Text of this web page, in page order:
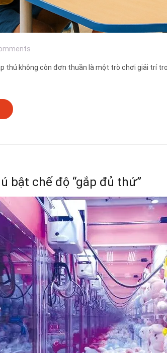
thú không còn đơn thuần là một trò chơi giải trí
bật chế độ “gắp đủ thứ”